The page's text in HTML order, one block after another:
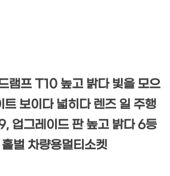
램프 T10 높고 밝다 빛을 모으
트 보이다 넓히다 렌즈 일 주행
업그레이드 판 높고 밝다 6등
벌 차량용멀티소켓